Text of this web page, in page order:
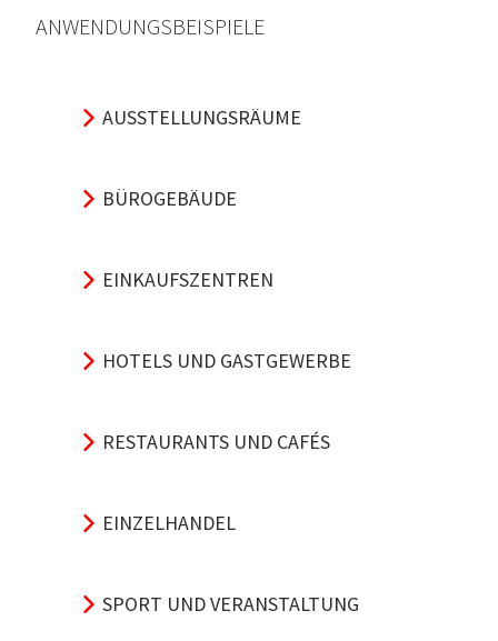
ANWENDUNGSBEISPIELE
AUSSTELLUNGSRÄUME
BÜROGEBÄUDE
EINKAUFSZENTREN
HOTELS UND GASTGEWERBE
RESTAURANTS UND CAFÉS
EINZELHANDEL
SPORT UND VERANSTALTUNG